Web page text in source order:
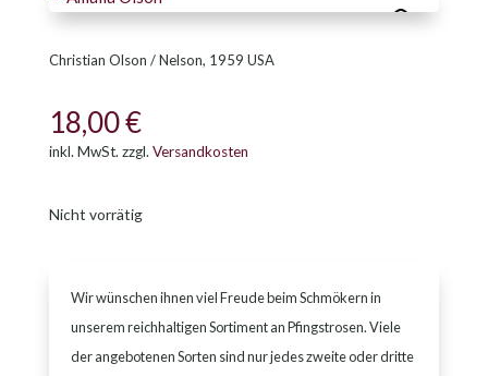
Christian Olson / Nelson, 1959 USA
18,00€
inkl. MwSt. zzgl. Versandkosten
Nicht vorrätig
Wir wünschen ihnen viel Freude beim Schmökern in
unserem reichhaltigen Sortiment an Pfingstrosen. Viele
der angebotenen Sorten sind nur jedes zweite oder dritte